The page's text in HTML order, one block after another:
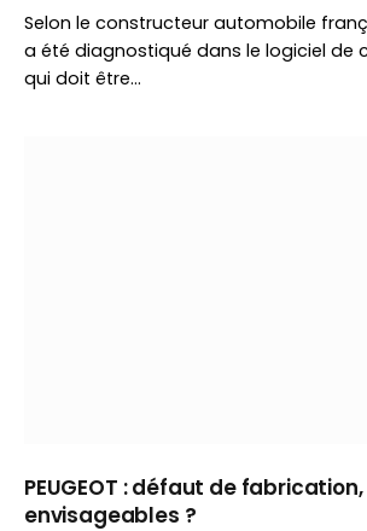
Selon le constructeur automobile
a été diagnostiqué dans le logiciel de
qui doit être…
PEUGEOT : défaut de
envisageables ?